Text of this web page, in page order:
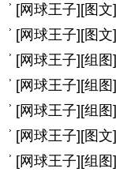
[网球王子] [图文]
[网球王子] [图文]
[网球王子] [组图]
[网球王子] [组图]
[网球王子] [组图]
[网球王子] [图文]
[网球王子] [组图]